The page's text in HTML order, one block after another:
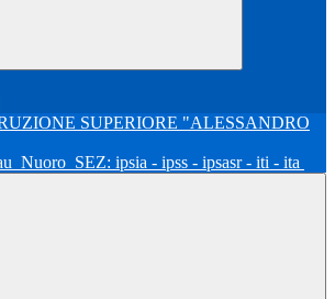
Nuoro SEZ: ipsia - ipss - ipsasr - iti - ita